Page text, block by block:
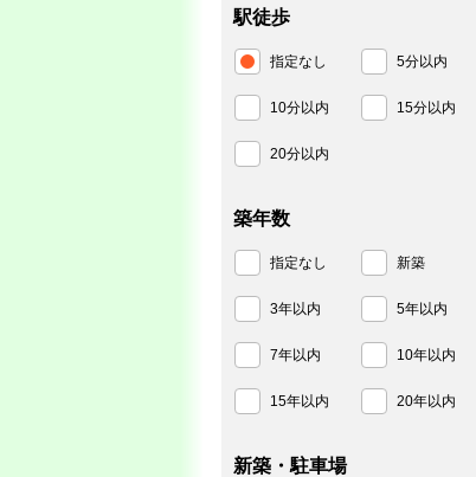
駅徒歩
指定なし 5分以内
10分以内 15分以内
20分以内
築年数
指定なし 新築
3年以内 5年以内
7年以内 10年以内
15年以内 20年以内
新築・駐車場